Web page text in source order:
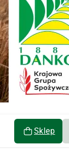
Sklep